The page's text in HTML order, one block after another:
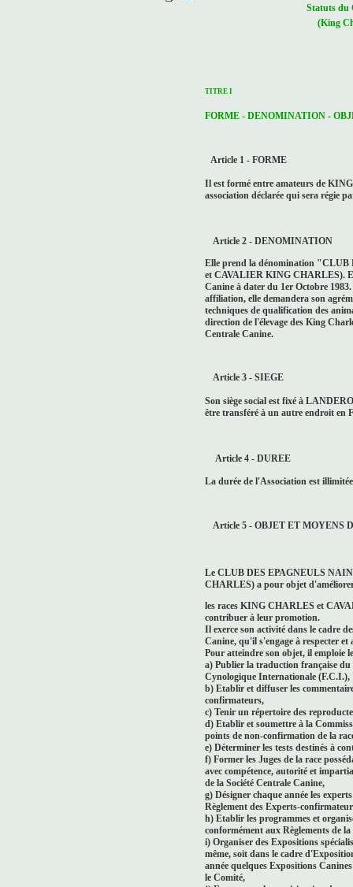
Statuts du
(King
TITRE I
FORME - DENOMINATION -
Article 1 - FORME
Il est formé entre amateurs de
association déclarée qui sera régie
Article 2 - DENOMINATION
Elle prend la dénomination
et CAVALIER KING CHARLES).
Canine à dater du 1er Octobre
affiliation, elle demandera son
techniques de qualification des
direction de l'élevage des King
Centrale Canine.
Article 3 - SIEGE
Son siège social est fixé à
être transféré à un autre endroit en
Article 4 - DUREE
La durée de l'Association est
Article 5 - OBJET ET MOYENS
Le CLUB DES EPAGNEULS
CHARLES) a pour objet
les races KING CHARLES et
contribuer à leur promotion.
Il exerce son activité dans le cadre
Canine, qu'il s'engage à respecter et
Pour atteindre son objet, il emploie
a) Publier la traduction française
Cynologique Internationale (F.C.I.),
b) Etablir et diffuser les
confirmateurs,
c) Tenir un répertoire des
d) Etablir et soumettre à la
points de non-confirmation de la
e) Déterminer les tests destinés à
f) Former les Juges de la race
avec compétence, autorité et
de la Société Centrale Canine,
g) Désigner chaque année les
Règlement des Experts-
h) Etablir les programmes et
conformément aux Règlements de
i) Organiser des Expositions
même, soit dans le cadre
année quelques Expositions
le Comité,